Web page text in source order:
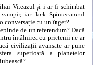
Viteazul și i-ar fi schimbat
iar Jack Spintecatorul
conversație cu un înger?
de un referendum? Dacă
întâlnirea cu prietenii ne-ar
civilizații avansate ar pune
superioară a planetelor